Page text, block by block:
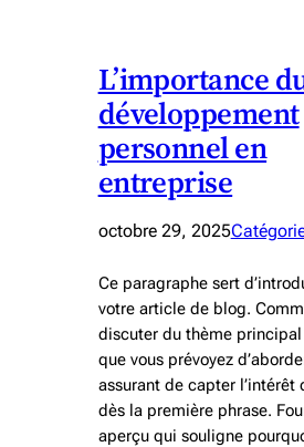
L’importance
développement
personnel en
entreprise
octobre 29, 2025
Ce paragraphe sert
votre article de blog.
discuter du thème
que vous prévoyez
assurant de capter l’intérêt
dès la première phrase.
aperçu qui souligne